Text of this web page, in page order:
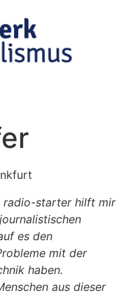
radio-starter hilft mir
es den
mit der
haben.
aus dieser